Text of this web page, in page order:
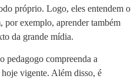
próprio. Logo, eles entendem o
por exemplo, aprender também
da grande mídia.
pedagogo compreenda a
vigente. Além disso, é